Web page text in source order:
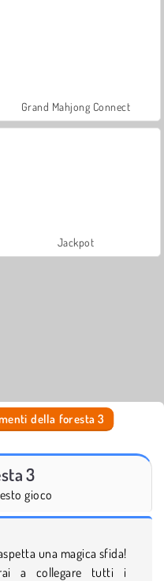
Grand Mahjong Connect
Jackpot
della foresta 3
3
gioco
una magica sfida!
a collegare tutti i